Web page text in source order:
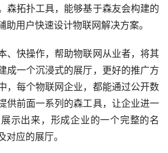
森拓扑工具，能够基于森友会构建的
助用户快速设计物联网解决方案。
、快操作，帮助物联网从业者，将其
成一个沉浸式的展厅，更好的推广方
，每个物联网企业，都能通过公开数
供前面一系列的森工具，让企业进一
示出来，形成企业的一个完整的名
应的展厅。